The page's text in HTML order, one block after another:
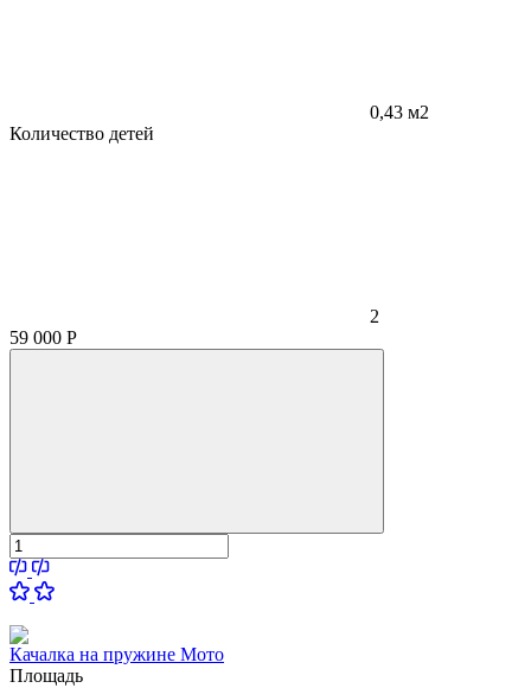
0,43 м2
Количество детей
2
59 000 Р
Качалка на пружине Мото
Площадь